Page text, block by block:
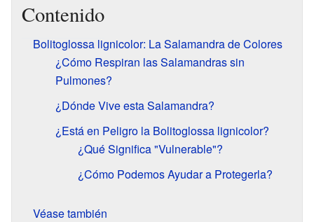
Contenido
Bolitoglossa lignicolor: La Salamandra de Colores
¿Cómo Respiran las Salamandras sin
Pulmones?
¿Dónde Vive esta Salamandra?
¿Está en Peligro la Bolitoglossa lignicolor?
¿Qué Significa "Vulnerable"?
¿Cómo Podemos Ayudar a Protegerla?
Véase también